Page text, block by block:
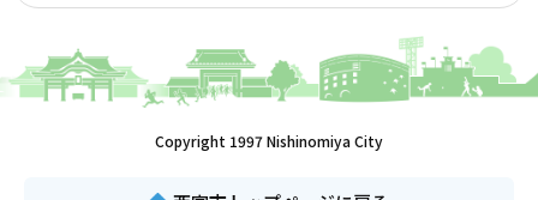
Copyright 1997 Nishinomiya City